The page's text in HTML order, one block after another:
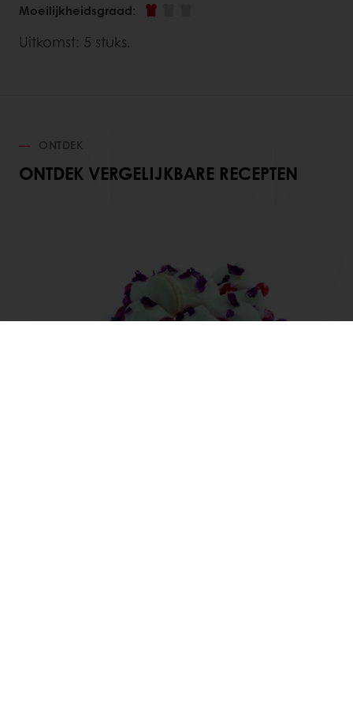
Moeilijkheidsgraad:
Uitkomst: 5 stuks.
ONTDEK
ONTDEK VERGELIJKBARE RECEPTEN